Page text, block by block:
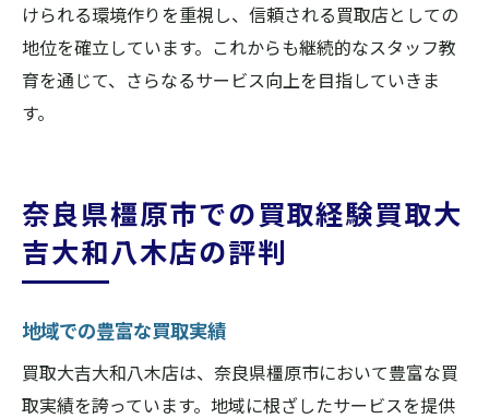
けられる環境作りを重視し、信頼される買取店としての
地位を確立しています。これからも継続的なスタッフ教
育を通じて、さらなるサービス向上を目指していきま
す。
奈良県橿原市での買取経験買取大
吉大和八木店の評判
地域での豊富な買取実績
買取大吉大和八木店は、奈良県橿原市において豊富な買
取実績を誇っています。地域に根ざしたサービスを提供